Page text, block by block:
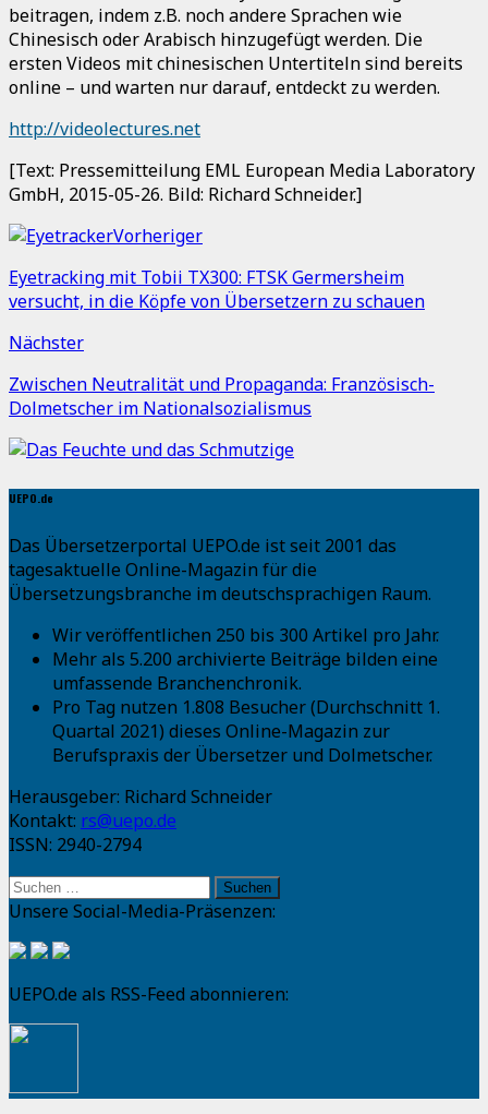
beitragen, indem z.B. noch andere Sprachen wie
Chinesisch oder Arabisch hinzugefügt werden. Die
ersten Videos mit chinesischen Untertiteln sind bereits
online – und warten nur darauf, entdeckt zu werden.
http://videolectures.net
[Text: Pressemitteilung EML European Media Laboratory
GmbH, 2015-05-26. Bild: Richard Schneider.]
Vorheriger
Eyetracking mit Tobii TX300: FTSK Germersheim
versucht, in die Köpfe von Übersetzern zu schauen
Nächster
Zwischen Neutralität und Propaganda: Französisch-
Dolmetscher im Nationalsozialismus
UEPO.de
Das Übersetzerportal UEPO.de ist seit 2001 das
tagesaktuelle Online-Magazin für die
Übersetzungsbranche im deutschsprachigen Raum.
Wir veröffentlichen 250 bis 300 Artikel pro Jahr.
Mehr als 5.200 archivierte Beiträge bilden eine
umfassende Branchenchronik.
Pro Tag nutzen 1.808 Besucher (Durchschnitt 1.
Quartal 2021) dieses Online-Magazin zur
Berufspraxis der Übersetzer und Dolmetscher.
Herausgeber: Richard Schneider
Kontakt: rs@uepo.de
ISSN: 2940-2794
Suchen
nach:
Unsere Social-Media-Präsenzen:
UEPO.de als RSS-Feed abonnieren: